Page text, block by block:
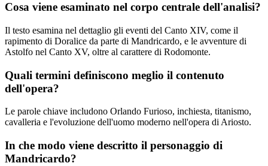
Cosa viene esaminato nel corpo centrale dell'analisi?
Il testo esamina nel dettaglio gli eventi del Canto XIV, come il
rapimento di Doralice da parte di Mandricardo, e le avventure di
Astolfo nel Canto XV, oltre al carattere di Rodomonte.
Quali termini definiscono meglio il contenuto
dell'opera?
Le parole chiave includono Orlando Furioso, inchiesta, titanismo,
cavalleria e l'evoluzione dell'uomo moderno nell'opera di Ariosto.
In che modo viene descritto il personaggio di
Mandricardo?